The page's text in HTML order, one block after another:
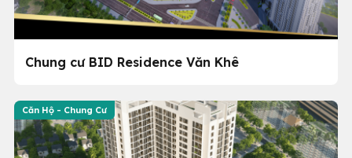
Chung cư BID Residence Văn Khê
Căn Hộ - Chung Cư